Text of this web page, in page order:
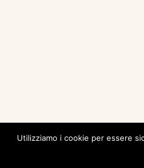
Utilizziamo i cookie per essere